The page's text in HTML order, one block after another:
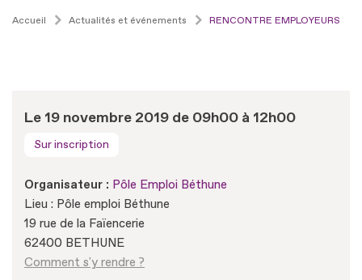
Accueil Actualités et événements RENCONTRE EMPLOYEURS
Le 19 novembre 2019 de 09h00 à 12h00
Sur inscription
Organisateur : Pôle Emploi Béthune
Lieu : Pôle emploi Béthune
19 rue de la Faïencerie
62400 BETHUNE
Comment s'y rendre ?